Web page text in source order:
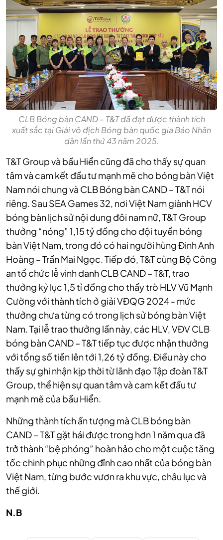
CLB Bóng bàn CAND – T&T đã đạt được thành tích
xuất sắc tại Giải vô địch Bóng bàn quốc gia Báo Nhân
dân lần thứ 43 năm 2025.
T&T Group và bầu Hiển cũng đã cho thấy sự quan
tâm và cam kết đầu tư mạnh mẽ cho bóng bàn Việt
Nam nói chung và CLB Bóng bàn CAND – T&T nói
riêng. Sau SEA Games 32, nơi Việt Nam giành HCV
bóng bàn lịch sử nội dung đôi nam nữ, T&T Group
thưởng “nóng” 1,15 tỷ đồng cho đội tuyển bóng
bàn Việt Nam, trong đó có hai người hùng Đinh Anh
Hoàng – Trần Mai Ngọc. Tiếp đó, T&T cùng Bộ Công
an tổ chức lễ vinh danh CLB CAND – T&T, trao
thưởng kỷ lục 1,5 tỉ đồng cho thầy trò HLV Vũ Mạnh
Cường với thành tích ở giải VĐQG 2024 - mức
thưởng chưa từng có trong lịch sử bóng bàn Việt
Nam. Tại lễ trao thưởng lần này, các HLV, VĐV CLB
bóng bàn CAND – T&T tiếp tục được nhận thưởng
với tổng số tiền lên tới 1,26 tỷ đồng. Điều này cho
thấy sự ghi nhận kịp thời từ lãnh đạo Tập đoàn T&T
Group, thể hiện sự quan tâm và cam kết đầu tư
mạnh mẽ của bầu Hiển.
Những thành tích ấn tượng mà CLB bóng bàn
CAND – T&T gặt hái được trong hơn 1 năm qua đã
trở thành “bệ phóng” hoàn hảo cho một cuộc tăng
tốc chinh phục những đỉnh cao nhất của bóng bàn
Việt Nam, từng bước vươn ra khu vực, châu lục và
thế giới.
N.B